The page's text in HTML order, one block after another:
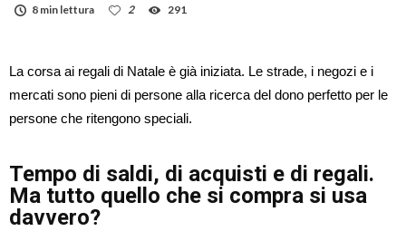
8 min lettura
2 291
La corsa ai regali di Natale è già iniziata. Le strade, i negozi e i
mercati sono pieni di persone alla ricerca del dono perfetto per le
persone che ritengono speciali.
Tempo di saldi, di acquisti e di regali.
Ma tutto quello che si compra si usa
davvero?